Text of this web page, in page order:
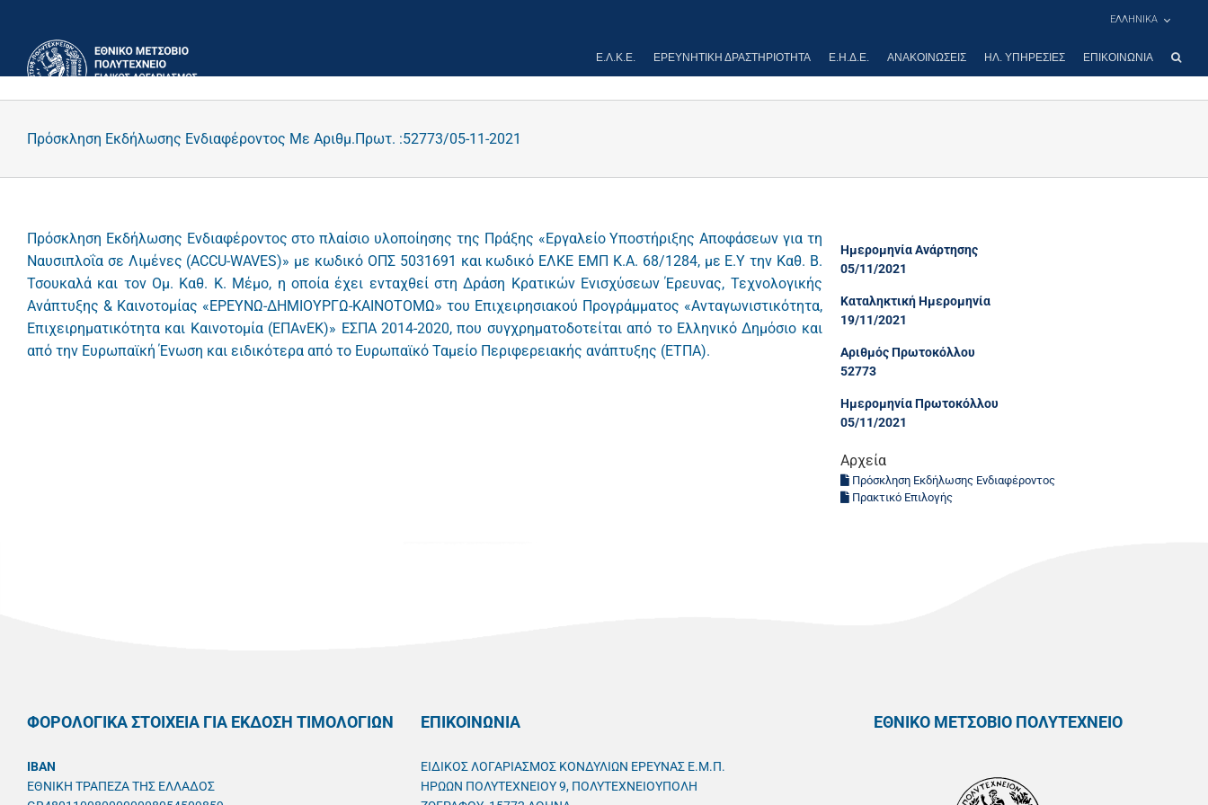
περιεχόμενο
ΕΛΛΗΝΙΚΑ
Ε.Λ.Κ.Ε. ΕΡΕΥΝΗΤΙΚΉ ΔΡΑΣΤΗΡΙΌΤΗΤΑ Ε.Η.Δ.Ε. ΑΝΑΚΟΙΝΏΣΕΙΣ ΗΛ. ΥΠΗΡΕΣΊΕΣ ΕΠΙΚΟΙΝΩΝΊΑ
Πρόσκληση Εκδήλωσης Ενδιαφέροντος Με Αριθμ.Πρωτ. :52773/05-11-2021
Πρόσκληση Εκδήλωσης Ενδιαφέροντος στο πλαίσιο υλοποίησης της Πράξης «Εργαλείο Υποστήριξης Αποφάσεων για τη
Ναυσιπλοΐα σε Λιμένες (ACCU-WAVES)» με κωδικό ΟΠΣ 5031691 και κωδικό ΕΛΚΕ ΕΜΠ Κ.Α. 68/1284, με Ε.Υ την Καθ. Β.
Τσουκαλά και τον Ομ. Καθ. Κ. Μέμο, η οποία έχει ενταχθεί στη Δράση Κρατικών Ενισχύσεων Έρευνας, Τεχνολογικής
Ανάπτυξης & Καινοτομίας «ΕΡΕΥΝΩ-ΔΗΜΙΟΥΡΓΩ-ΚΑΙΝΟΤΟΜΩ» του Επιχειρησιακού Προγράμματος «Ανταγωνιστικότητα,
Επιχειρηματικότητα και Καινοτομία (ΕΠΑνΕΚ)» ΕΣΠΑ 2014-2020, που συγχρηματοδοτείται από το Ελληνικό Δημόσιο και
από την Ευρωπαϊκή Ένωση και ειδικότερα από το Ευρωπαϊκό Ταμείο Περιφερειακής ανάπτυξης (ΕΤΠΑ).
Ημερομηνία Ανάρτησης
05/11/2021
Καταληκτική Ημερομηνία
19/11/2021
Αριθμός Πρωτοκόλλου
52773
Ημερομηνία Πρωτοκόλλου
05/11/2021
Αρχεία
Πρόσκληση Εκδήλωσης Ενδιαφέροντος
Πρακτικό Επιλογής
ΦΟΡΟΛΟΓΙΚΑ ΣΤΟΙΧΕΙΑ ΓΙΑ ΕΚΔΟΣΗ ΤΙΜΟΛΟΓΙΩΝ
IBAN
ΕΘΝΙΚΗ ΤΡΑΠΕΖΑ ΤΗΣ ΕΛΛΑΔΟΣ
ΕΠΙΚΟΙΝΩΝΙΑ
ΕΙΔΙΚΟΣ ΛΟΓΑΡΙΑΣΜΟΣ ΚΟΝΔΥΛΙΩΝ ΕΡΕΥΝΑΣ Ε.Μ.Π.
ΗΡΩΩΝ ΠΟΛΥΤΕΧΝΕΙΟΥ 9, ΠΟΛΥΤΕΧΝΕΙΟΥΠΟΛΗ
ΕΘΝΙΚΟ ΜΕΤΣΟΒΙΟ ΠΟΛΥΤΕΧΝΕΙΟ